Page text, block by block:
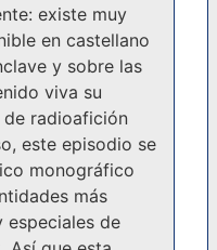
existe muy
en castellano
y sobre las
viva su
de radioafición
este episodio se
monográfico
más
especiales de